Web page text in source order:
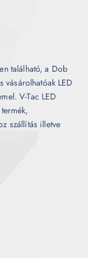
található, a Dob
vásárolhatóak LED
V-Tac LED
szállítás illetve